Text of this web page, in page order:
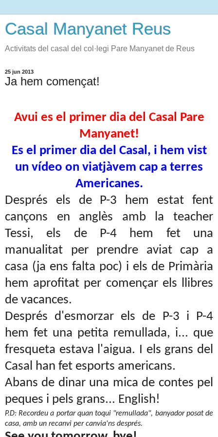
Casal Manyanet Reus
Activitats del casal del col·legi Pare Manyanet de Reus
25 jun 2013
Ja hem començat!
Avui es el primer dia del Casal Pare
Manyanet!
Es el primer dia del Casal, i hem vist
un vídeo on viatjàvem cap a terres
Americanes.
Després els de P-3 hem estat fent
cançons en anglès amb la teacher
Tessi, els de P-4 hem fet una
manualitat per prendre aviat cap a
casa (ja ens falta poc) i els de Primària
hem aprofitat per començar els llibres
de vacances.
Després d'esmorzar els de P-3 i P-4
hem fet una petita remullada, i... que
fresqueta estava l'aigua. I els grans del
Casal han fet esports americans.
Abans de dinar una mica de contes pel
peques i pels grans... English!
P.D: Recordeu a portar quan toqui "remullada", banyador posat de
casa, amb un recanvi per canvia'ns després.